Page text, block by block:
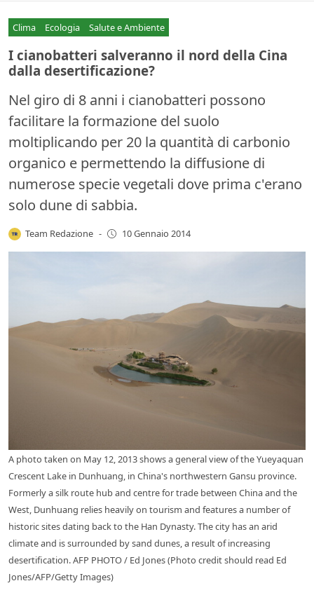
Clima Ecologia Salute e Ambiente
I cianobatteri salveranno il nord della Cina
dalla desertificazione?
Nel giro di 8 anni i cianobatteri possono
facilitare la formazione del suolo
moltiplicando per 20 la quantità di carbonio
organico e permettendo la diffusione di
numerose specie vegetali dove prima c'erano
solo dune di sabbia.
Team Redazione - 10 Gennaio 2014
A photo taken on May 12, 2013 shows a general view of the Yueyaquan
Crescent Lake in Dunhuang, in China's northwestern Gansu province.
Formerly a silk route hub and centre for trade between China and the
West, Dunhuang relies heavily on tourism and features a number of
historic sites dating back to the Han Dynasty. The city has an arid
climate and is surrounded by sand dunes, a result of increasing
desertification. AFP PHOTO / Ed Jones (Photo credit should read Ed
Jones/AFP/Getty Images)